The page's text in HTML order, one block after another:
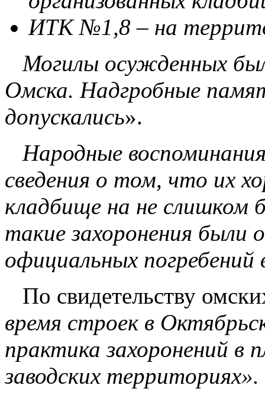
ИТК №1,8 – на
Могилы осужденных
Омска. Надгробные
допускались».
Народные
сведения о том, что их
кладбище на не слишком
такие захоронения были
официальных
По свидетельству
время строек в
практика захоронений в
заводских территориях».